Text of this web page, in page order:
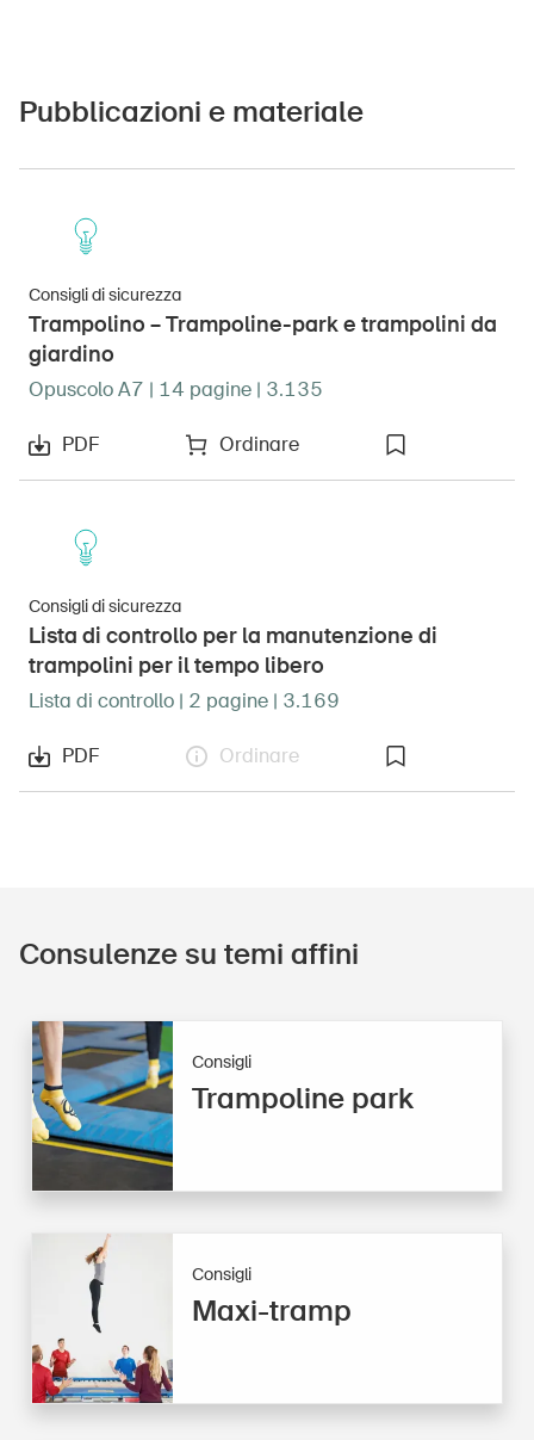
Pubblicazioni e materiale
Consigli di sicurezza
Trampolino – Trampoline-park e trampolini da
giardino
Opuscolo A7 | 14 pagine | 3.135
PDF Ordinare
Consigli di sicurezza
Lista di controllo per la manutenzione di
trampolini per il tempo libero
Lista di controllo | 2 pagine | 3.169
PDF Ordinare
Consulenze su temi affini
Consigli
Trampoline park
Consigli
Maxi-tramp